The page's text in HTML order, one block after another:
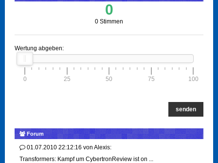
0
0 Stimmen
Wertung abgeben:
0 25 50 75 100
senden
Forum
01.07.2010 22:12:16 von Alexis:
Transformers: Kampf um CybertronReview ist on ...